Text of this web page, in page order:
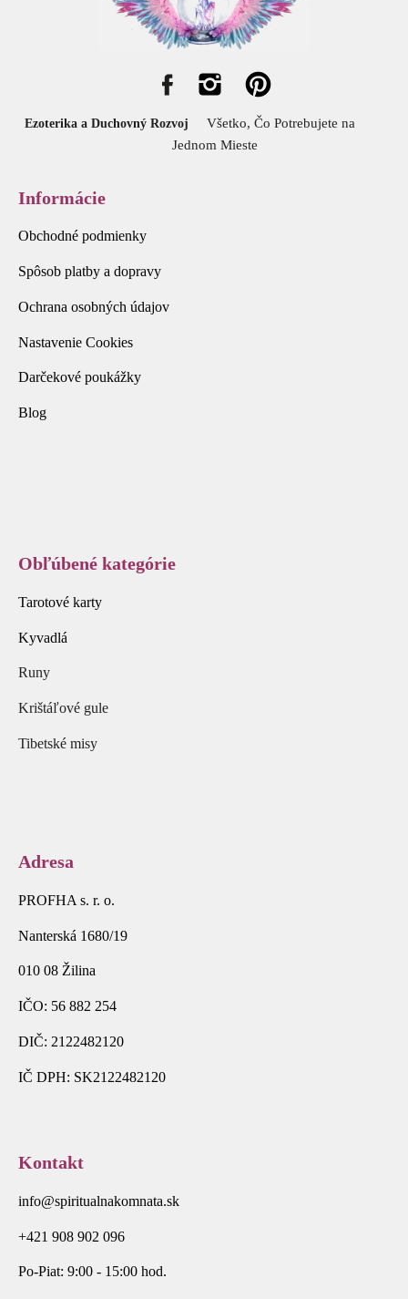
Ezoterika a Duchovný Rozvoj
Všetko, Čo Potrebujete na
Jednom Mieste
Informácie
Obchodné podmienky
Spôsob platby a dopravy
Ochrana osobných údajov
Nastavenie Cookies
Darčekové poukážky
Blog
Obľúbené kategórie
Tarotové karty
Kyvadlá
Runy
Krištáľové gule
Tibetské misy
Adresa
PROFHA s. r. o.
Nanterská 1680/19
010 08 Žilina
IČO: 56 882 254
DIČ: 2122482120
IČ DPH: SK2122482120
Kontakt
info@spiritualnakomnata.sk
+421 908 902 096
Po-Piat: 9:00 - 15:00 hod.